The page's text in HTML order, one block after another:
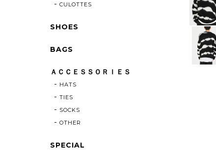
CULOTTES
SHOES
BAGS
ＡＣＣＥＳＳＯＲＩＥＳ
HATS
TIES
SOCKS
OTHER
SPECIAL